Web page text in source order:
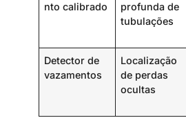
nto calibrado
profunda de
tubulações
Detector de
vazamentos
Localização
de perdas
ocultas